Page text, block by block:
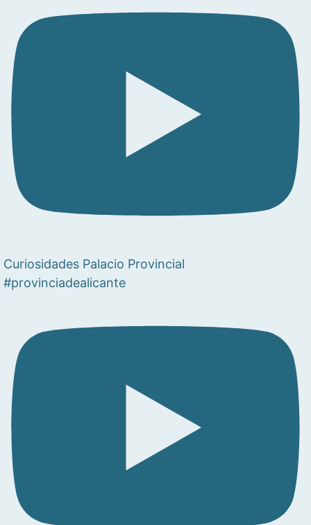
Curiosidades Palacio Provincial
#provinciadealicante